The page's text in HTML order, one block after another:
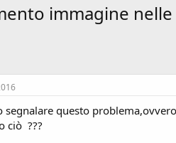
immagine
segnalare questo
ciò ???